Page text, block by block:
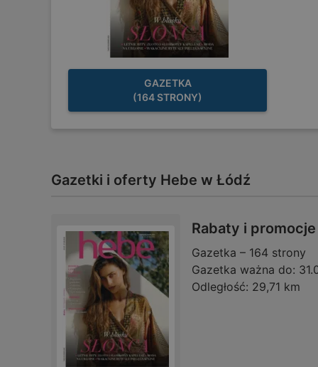
GAZETKA
(164 STRONY)
Gazetki i oferty Hebe w Łódź
Rabaty i promocje
Gazetka – 164 strony
Gazetka ważna do:
Odległość: 29,71 km